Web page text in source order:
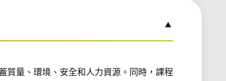
質量、環境、安全和人力資源。同時，課程